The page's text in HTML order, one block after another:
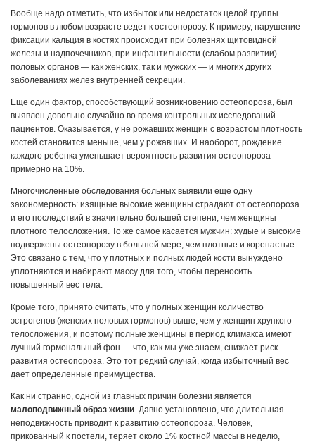
Вообще надо отметить, что избыток или недостаток целой группы
гормонов в любом возрасте ведет к остеопорозу. К примеру, нарушение
фиксации кальция в костях происходит при болезнях щитовидной
железы и надпочечников, при инфантильности (слабом развитии)
половых органов — как женских, так и мужских — и многих других
заболеваниях желез внутренней секреции.
Еще один фактор, способствующий возникновению остеопороза, был
выявлен довольно случайно во время контрольных исследований
пациентов. Оказывается, у не рожавших женщин с возрастом плотность
костей становится меньше, чем у рожавших. И наоборот, рождение
каждого ребенка уменьшает вероятность развития остеопороза
примерно на 10%.
Многочисленные обследования больных выявили еще одну
закономерность: изящные высокие женщины страдают от остеопороза
и его последствий в значительно большей степени, чем женщины
плотного телосложения. То же самое касается мужчин: худые и высокие
подвержены остеопорозу в большей мере, чем плотные и коренастые.
Это связано с тем, что у плотных и полных людей кости вынуждено
уплотняются и набирают массу для того, чтобы переносить
повышенный вес тела.
Кроме того, принято считать, что у полных женщин количество
эстрогенов (женских половых гормонов) выше, чем у женщин хрупкого
телосложения, и поэтому полные женщины в период климакса имеют
лучший гормональный фон — что, как мы уже знаем, снижает риск
развития остеопороза. Это тот редкий случай, когда избыточный вес
дает определенные преимущества.
Как ни странно, одной из главных причин болезни является
малоподвижный образ жизни . Давно установлено, что длительная
неподвижность приводит к развитию остеопороза. Человек,
прикованный к постели, теряет около 1% костной массы в неделю,